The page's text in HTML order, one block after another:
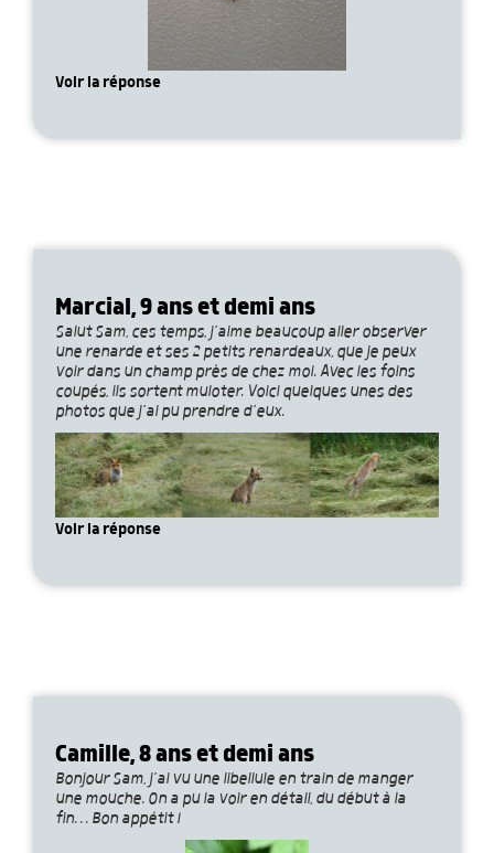
Voir la réponse
Marcial, 9 ans et demi ans
Salut Sam, ces temps, j’aime beaucoup aller observer
une renarde et ses 2 petits renardeaux, que je peux
voir dans un champ près de chez moi. Avec les foins
coupés, ils sortent muloter. Voici quelques unes des
photos que j’ai pu prendre d’eux.
Voir la réponse
Camille, 8 ans et demi ans
Bonjour Sam, j’ai vu une libellule en train de manger
une mouche. On a pu la voir en détail, du début à la
fin… Bon appétit !